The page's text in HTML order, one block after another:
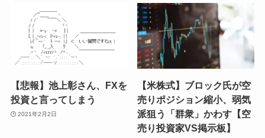
【悲報】池上彰さん、FXを
投資と言ってしまう
2021年2月2日
【米株式】ブロック氏が空
売りポジション縮小、弱気
派狙う「群衆」かわす【空
売り投資家VS掲示板】